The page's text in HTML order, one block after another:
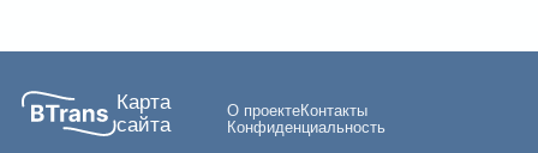
Карта
сайта
О проектеКонтакты
Конфиденциальность